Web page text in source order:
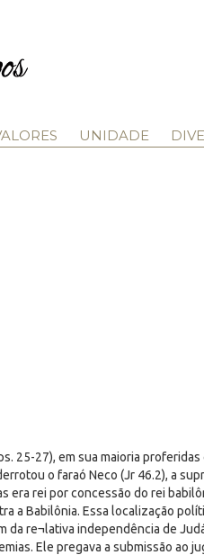
UNIDADE
25-27), em sua maioria
o faraó Neco (Jr 46.2), a
era rei por concessão do rei
a Babilônia. Essa localização
re¬lativa independência de
Ele pregava a submissão ao